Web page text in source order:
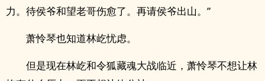
力。待侯爷和望老哥伤愈了。再请侯爷出山。”
萧怜琴也知道林屹忧虑。
但是现在林屹和令狐藏魂大战临近，萧怜琴不想让林